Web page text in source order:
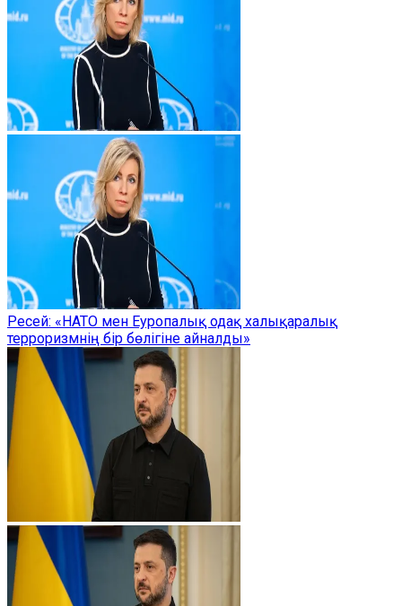
Ресей: «НАТО мен Еуропалық одақ халықаралық
терроризмнің бір бөлігіне айналды»